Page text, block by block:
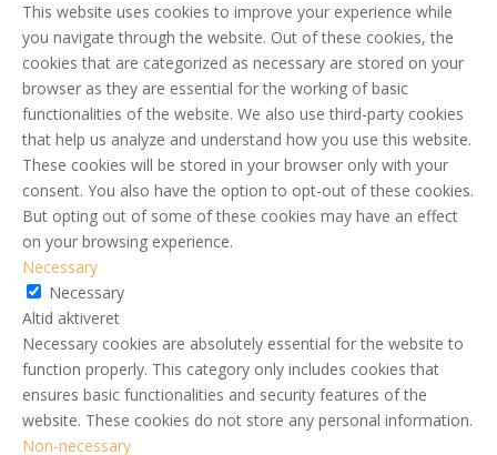
This website uses cookies to improve your experience while
you navigate through the website. Out of these cookies, the
cookies that are categorized as necessary are stored on your
browser as they are essential for the working of basic
functionalities of the website. We also use third-party cookies
that help us analyze and understand how you use this website.
These cookies will be stored in your browser only with your
consent. You also have the option to opt-out of these cookies.
But opting out of some of these cookies may have an effect
on your browsing experience.
Necessary
Necessary
Altid aktiveret
Necessary cookies are absolutely essential for the website to
function properly. This category only includes cookies that
ensures basic functionalities and security features of the
website. These cookies do not store any personal information.
Non-necessary